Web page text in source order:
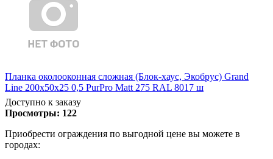
Планка околооконная сложная (Блок-хаус, Экобрус) Grand
Line 200х50х25 0,5 PurPro Matt 275 RAL 8017 ш
Доступно к заказу
Просмотры: 122
Приобрести ограждения по выгодной цене вы можете в
городах: